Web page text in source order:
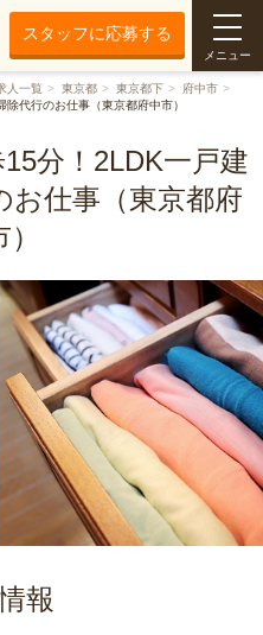
スタッフに応募する
メニュー
人一覧 東京都 東京都下
府中市
代行のお仕事（東京都府中市）
分！2LDK一戸建
お仕事（東京都府
報